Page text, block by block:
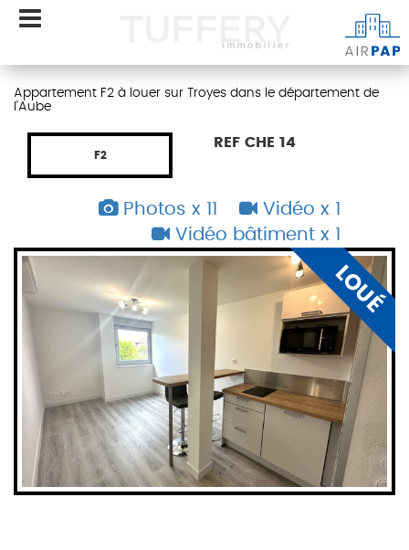
Appartement F2 à louer sur Troyes dans le département de
l'Aube
F2
REF CHE 14
Photos x 11
Vidéo x 1
Vidéo bâtiment x 1
LOUÉ